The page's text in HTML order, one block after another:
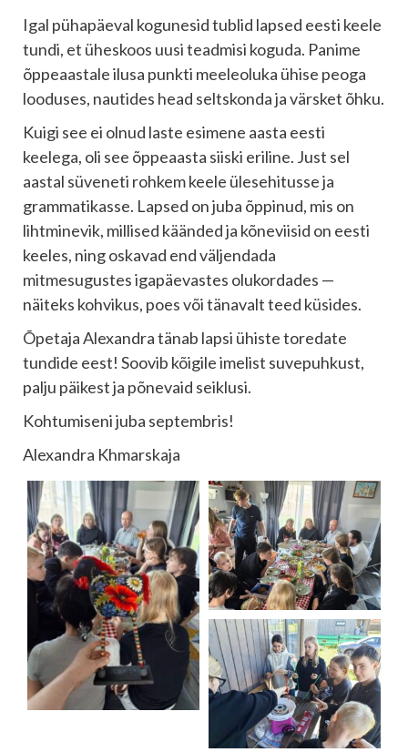
Igal pühapäeval kogunesid tublid lapsed eesti keele
tundi, et üheskoos uusi teadmisi koguda. Panime
õppeaastale ilusa punkti meeleoluka ühise peoga
looduses, nautides head seltskonda ja värsket õhku.
Kuigi see ei olnud laste esimene aasta eesti
keelega, oli see õppeaasta siiski eriline. Just sel
aastal süveneti rohkem keele ülesehitusse ja
grammatikasse. Lapsed on juba õppinud, mis on
lihtminevik, millised käänded ja kõneviisid on eesti
keeles, ning oskavad end väljendada
mitmesugustes igapäevastes olukordades —
näiteks kohvikus, poes või tänavalt teed küsides.
Õpetaja Alexandra tänab lapsi ühiste toredate
tundide eest! Soovib kõigile imelist suvepuhkust,
palju päikest ja põnevaid seiklusi.
Kohtumiseni juba septembris!
Alexandra Khmarskaja